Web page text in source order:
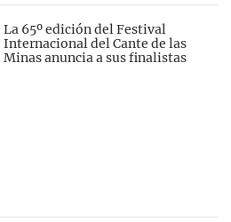
La 65º edición del Festival
Internacional del Cante de las
Minas anuncia a sus finalistas